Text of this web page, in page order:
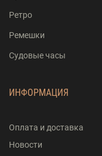
Ретро
Ремешки
Судовые часы
ИНФОРМАЦИЯ
Оплата и доставка
Новости